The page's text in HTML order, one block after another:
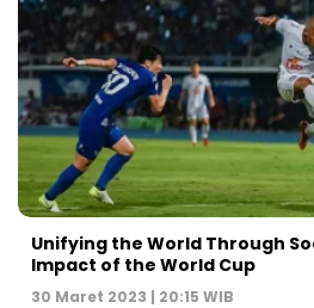
Unifying the World Through
Impact of the World Cup
30 Maret 2023 | 20:15 WIB